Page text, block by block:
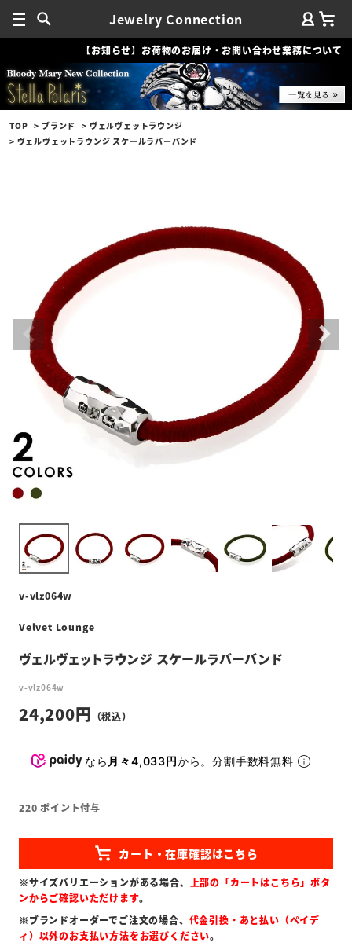
Jewelry Connection
【お知らせ】お荷物のお届け・お問い合わせ業務について
TOP ブランド
ヴェルヴェットラウンジ
ヴェルヴェットラウンジ スケールラバーバンド
v-vlz064w
Velvet Lounge
ヴェルヴェットラウンジ スケールラバーバンド
v-vlz064w
24,200
なら 月々4,033円から。分割手数料無料
220 ポイント付与
※サイズバリエーションがある場合、 上部の「カートはこちら」ボタ
ンからご確認いただけます。
※ブランドオーダーでご注文の場合、 代金引換・あと払い（ペイデ
ィ）以外のお支払い方法をお選びください。